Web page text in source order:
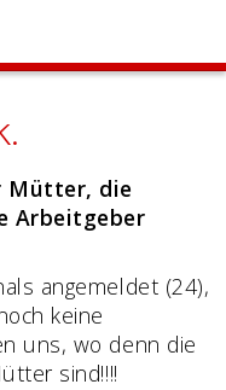
Mütter, die
Arbeitgeber
angemeldet (24),
keine
uns, wo denn die
sind!!!!